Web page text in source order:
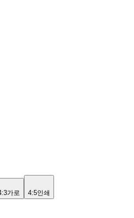
가로 4:5인쇄